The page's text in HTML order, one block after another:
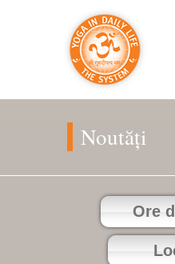
Noutăți
Ore